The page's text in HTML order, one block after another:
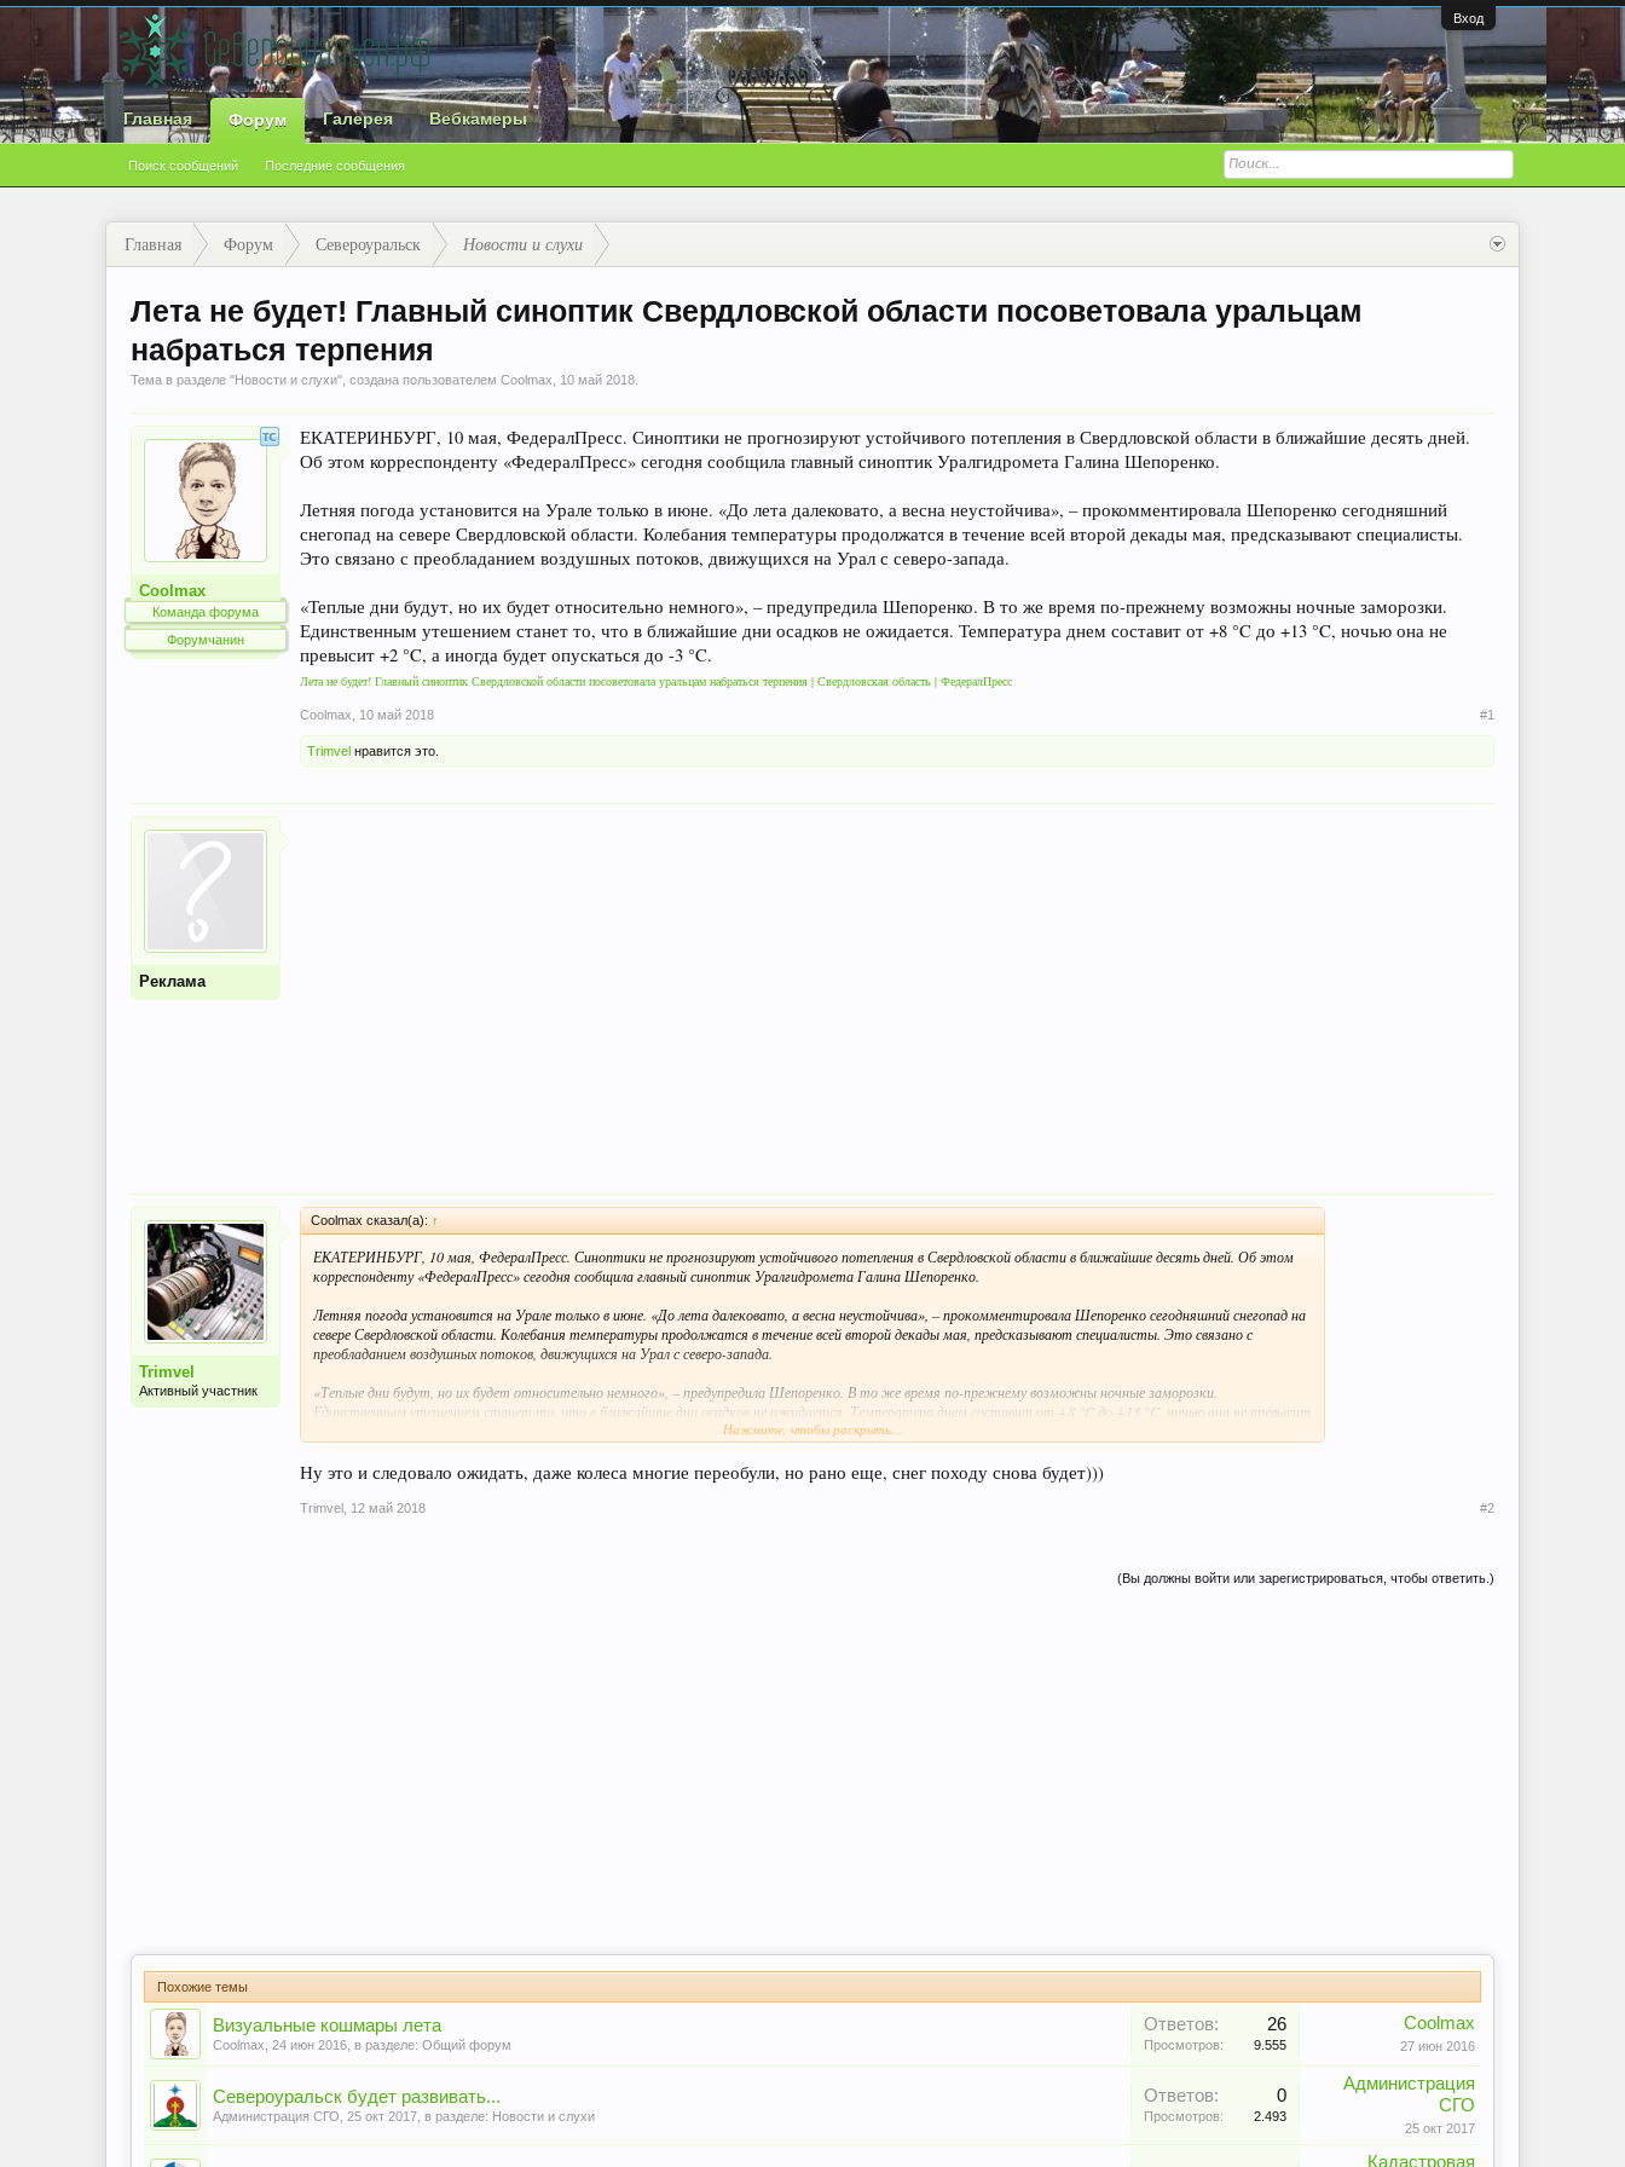
Вход
Главная Форум
Поиск сообщений Последние сообщения
Галерея Вебкамеры
Главная Форум Североуральск Новости и слухи
Лета не будет! Главный синоптик Свердловской области посоветовала уральцам
набраться терпения
Тема в разделе "Новости и слухи", создана пользователем Coolmax 10 май 2018
Coolmax
Команда форума
Форумчанин
ЕКАТЕРИНБУРГ, 10 мая, ФедералПресс. Синоптики не прогнозируют устойчивого потепления в Свердловской области в ближайшие десять дней.
Об этом корреспонденту «ФедералПресс» сегодня сообщила главный синоптик Уралгидромета Галина Шепоренко.
Летняя погода установится на Урале только в июне. «До лета далековато, а весна неустойчива», – прокомментировала Шепоренко сегодняшний
снегопад на севере Свердловской области. Колебания температуры продолжатся в течение всей второй декады мая, предсказывают специалисты.
Это связано с преобладанием воздушных потоков, движущихся на Урал с северо-запада.
«Теплые дни будут, но их будет относительно немного», – предупредила Шепоренко. В то же время по-прежнему возможны ночные заморозки.
Единственным утешением станет то, что в ближайшие дни осадков не ожидается. Температура днем составит от +8 °C до +13 °C, ночью она не
превысит +2 °C, а иногда будет опускаться до -3 °C.
Лета не будет! Главный синоптик Свердловской области посоветовала уральцам набраться терпения | Свердловская область | ФедералПресс
Coolmax 10 май 2018 #1
Trimvel нравится это.
Реклама
Trimvel
Активный участник
Coolmax сказал(а): ↑
ЕКАТЕРИНБУРГ, 10 мая, ФедералПресс. Синоптики не прогнозируют устойчивого потепления в Свердловской области в ближайшие десять дней. Об этом
корреспонденту «ФедералПресс» сегодня сообщила главный синоптик Уралгидромета Галина Шепоренко.
Летняя погода установится на Урале только в июне. «До лета далековато, а весна неустойчива», – прокомментировала Шепоренко сегодняшний снегопад на
севере Свердловской области. Колебания температуры продолжатся в течение всей второй декады мая, предсказывают специалисты. Это связано с
преобладанием воздушных потоков, движущихся на Урал с северо-запада.
«Теплые дни будут, но их будет относительно немного», – предупредила Шепоренко. В то же время по-прежнему возможны ночные заморозки.
Единственным утешением станет то, что в ближайшие дни осадков не ожидается. Температура днем составит от +8 °C до +13 °C, ночью она не превысит
Нажмите, чтобы раскрыть...
Ну это и следовало ожидать, даже колеса многие переобули, но рано еще, снег походу снова будет)))
Trimvel 12 май 2018 #2
(Вы должны войти или зарегистрироваться, чтобы ответить.)
Похожие темы
Визуальные кошмары лета
Coolmax 24 июн 2016 , в разделе: Общий форум
Ответов: 26
Просмотров: 9.555
Coolmax
27 июн 2016
Североуральск будет развивать...
Администрация СГО 25 окт 2017 , в разделе: Новости и слухи
Ответов: 0
Просмотров: 2.493
Администрация
СГО
25 окт 2017
Кадастровая